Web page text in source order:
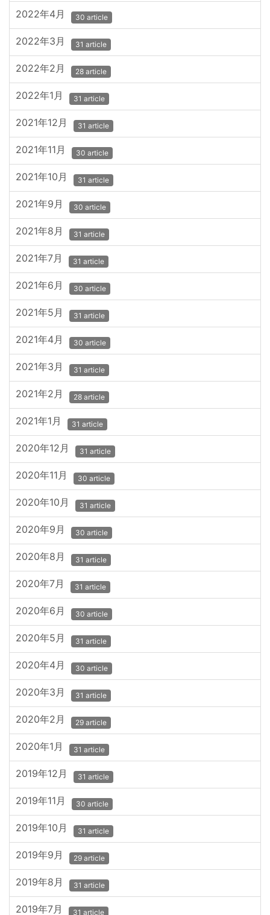
2022年4月 30 article
2022年3月 31 article
2022年2月 28 article
2022年1月 31 article
2021年12月 31 article
2021年11月 30 article
2021年10月 31 article
2021年9月 30 article
2021年8月 31 article
2021年7月 31 article
2021年6月 30 article
2021年5月 31 article
2021年4月 30 article
2021年3月 31 article
2021年2月 28 article
2021年1月 31 article
2020年12月 31 article
2020年11月 30 article
2020年10月 31 article
2020年9月 30 article
2020年8月 31 article
2020年7月 31 article
2020年6月 30 article
2020年5月 31 article
2020年4月 30 article
2020年3月 31 article
2020年2月 29 article
2020年1月 31 article
2019年12月 31 article
2019年11月 30 article
2019年10月 31 article
2019年9月 29 article
2019年8月 31 article
2019年7月 31 article